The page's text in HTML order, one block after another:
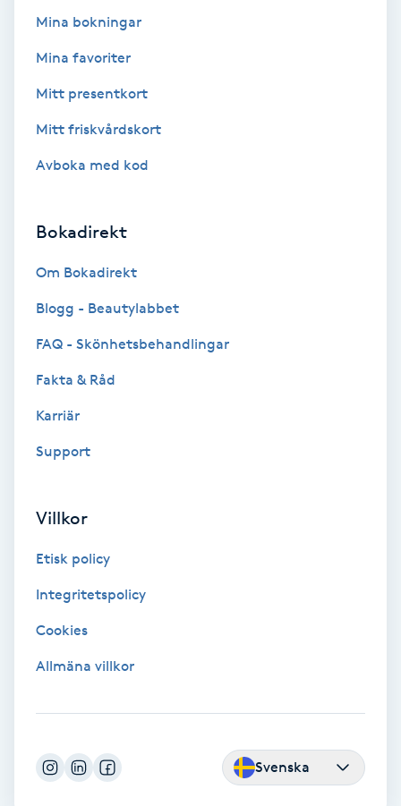
Fransförlängning Volym
Fransrengöring
Friskvård
Friskvårdsmassage
Funktionsanalys
Gel naglar
Gelenaglar
Gravidmassage
Mina bokningar
Mina favoriter
Mitt presentkort
Mitt friskvårdskort
Avboka med kod
Bokadirekt
Om Bokadirekt
Blogg - Beautylabbet
FAQ - Skönhetsbehandlingar
Fakta & Råd
Karriär
Support
Villkor
Etisk policy
Integritetspolicy
Cookies
Allmäna villkor
Svenska